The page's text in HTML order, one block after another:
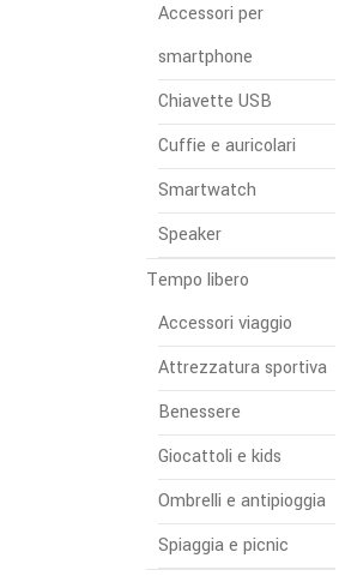
Accessori per
smartphone
Chiavette USB
Cuffie e auricolari
Smartwatch
Speaker
Tempo libero
Accessori viaggio
Attrezzatura sportiva
Benessere
Giocattoli e kids
Ombrelli e antipioggia
Spiaggia e picnic